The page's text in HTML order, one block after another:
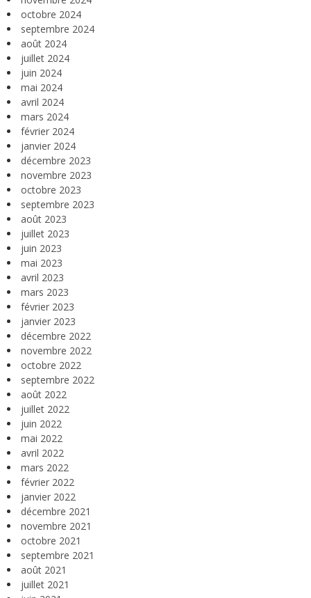
octobre 2024
septembre 2024
août 2024
juillet 2024
juin 2024
mai 2024
avril 2024
mars 2024
février 2024
janvier 2024
décembre 2023
novembre 2023
octobre 2023
septembre 2023
août 2023
juillet 2023
juin 2023
mai 2023
avril 2023
mars 2023
février 2023
janvier 2023
décembre 2022
novembre 2022
octobre 2022
septembre 2022
août 2022
juillet 2022
juin 2022
mai 2022
avril 2022
mars 2022
février 2022
janvier 2022
décembre 2021
novembre 2021
octobre 2021
septembre 2021
août 2021
juillet 2021